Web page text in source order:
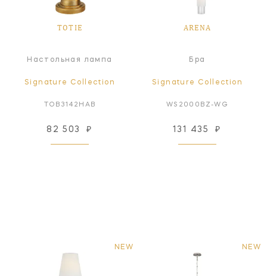
TOTIE
Настольная лампа
Signature Collection
TOB3142HAB
82 503 ₽
ARENA
Бра
Signature Collection
WS2000BZ-WG
131 435 ₽
NEW NEW